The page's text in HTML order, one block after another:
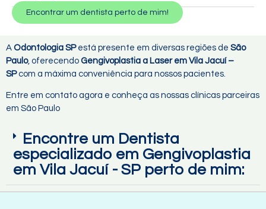
Encontrar um dentista perto de mim!
A Odontologia SPestá presente em diversas regiões de São
Paulo, oferecendo Gengivoplastia a Laser em Vila Jacuí –
SP com a máxima conveniência para nossos pacientes.
Entre em contato agora e conheça as nossas clínicas parceiras
em São Paulo
Encontre um Dentista
especializado em Gengivoplastia
em Vila Jacuí - SP perto de mim: